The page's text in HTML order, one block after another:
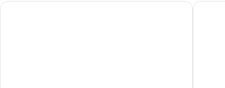
Dimitra Hotel & Apartments by Omilos Hotels Saint